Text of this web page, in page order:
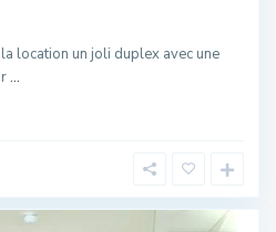
location un joli duplex avec une
...